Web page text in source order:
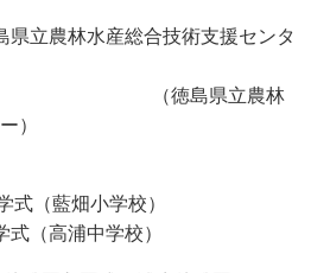
立農林水産総合技術支援センタ
県立農林
）
（藍畑小学校）
（高浦中学校）